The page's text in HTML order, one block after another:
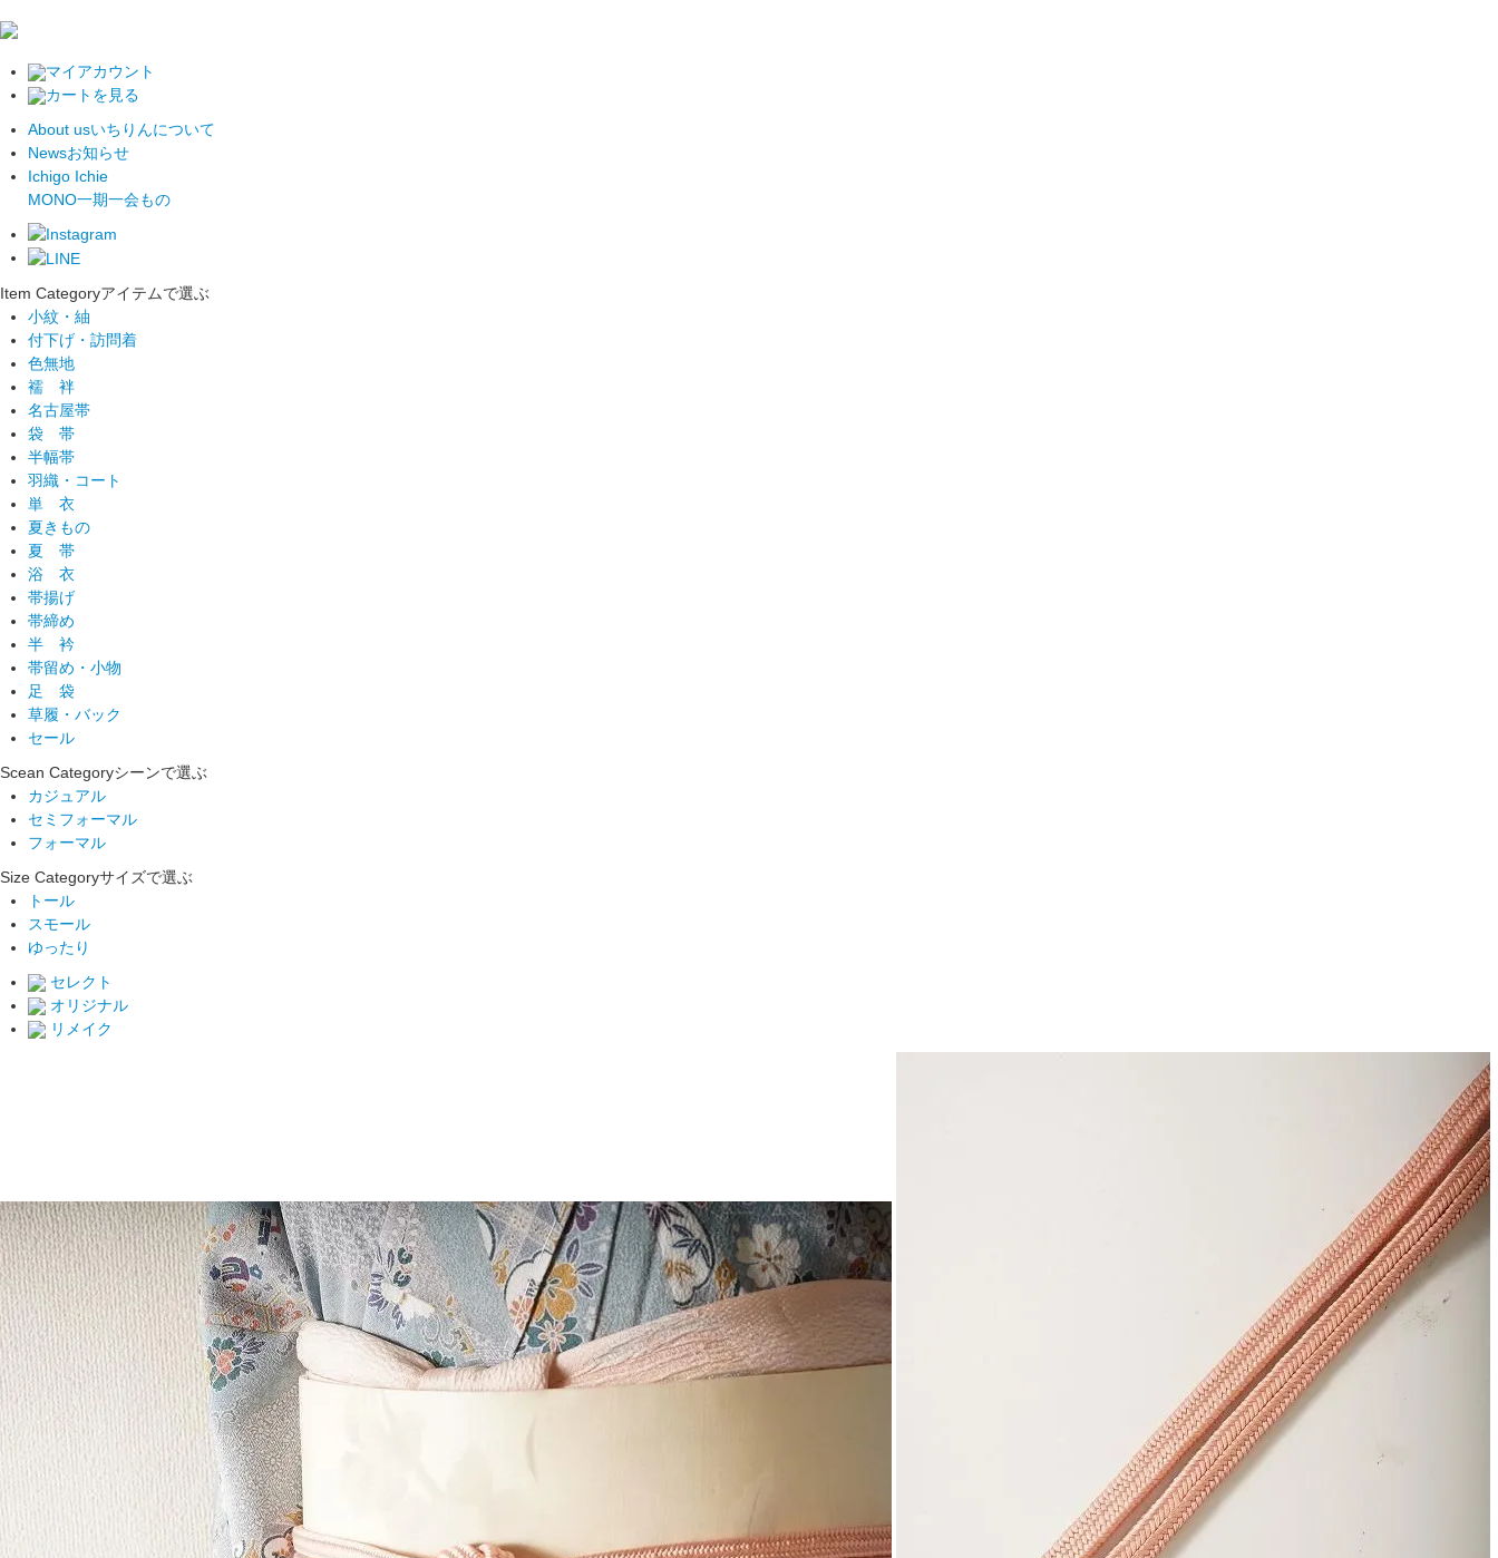
マイアカウント
カートを見る
About usいちりんについて
Newsお知らせ
Ichigo Ichie
MONO一期一会もの
Item Categoryアイテムで選ぶ
小紋・紬
付下げ・訪問着
色無地
襦 袢
名古屋帯
袋 帯
半幅帯
羽織・コート
単 衣
夏きもの
夏 帯
浴 衣
帯揚げ
帯締め
半 衿
帯留め・小物
足 袋
草履・バック
セール
Scean Categoryシーンで選ぶ
カジュアル
セミフォーマル
フォーマル
Size Categoryサイズで選ぶ
トール
スモール
ゆったり
セレクト
オリジナル
リメイク